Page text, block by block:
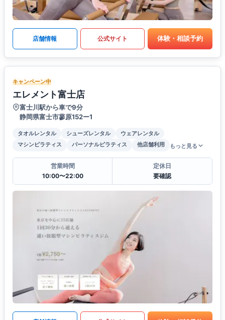
店舗情報 公式サイト 体験・相談予約
キャンペーン中
エレメント富士店
富士川駅から車で9分
静岡県富士市蓼原152ー1
タオルレンタル シューズレンタル
ウェアレンタル
マシンピラティス
パーソナルピラティス 他店舗利用 もっと見る
営業時間
10:00〜22:00
定休日
要確認